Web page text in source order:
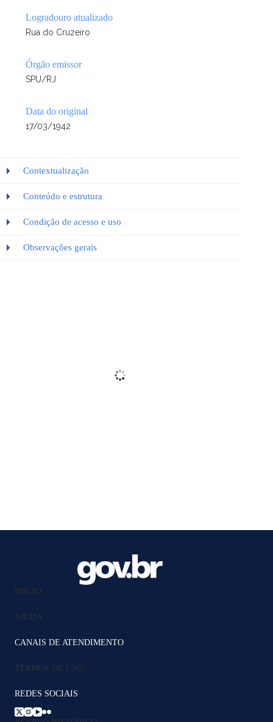
Logradouro atualizado
Rua do Cruzeiro
Órgão emissor
SPU/RJ
Data do original
17/03/1942
Contextualização
Conteúdo e estrutura
Condição de acesso e uso
Observações gerais
INÍCIO
AJUDA
CANAIS DE ATENDIMENTO
TERMOS DE USO
REDES SOCIAIS